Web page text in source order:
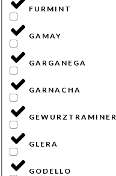
FURMINT
GAMAY
GARGANEGA
GARNACHA
GEWURZTRAMINER
GLERA
GODELLO